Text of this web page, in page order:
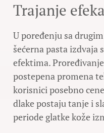
Trajanje
U poređenju sa
šećerna pasta
efektima.
postepena promena
korisnici posebno
dlake postaju tanje i
periode glatke kože